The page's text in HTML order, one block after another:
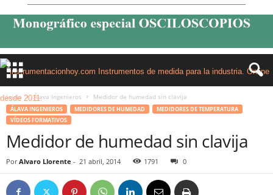
Inicio Álava Ingenieros Medidor de humedad sin clavija
ÁLAVA INGENIEROS MEDIDORES DE HUMEDAD
MEDIDORES DE TEMPERATURA
VÍDEOS FORMATIVOS
Medidor de humedad sin clavija
Por Alvaro Llorente - 21 abril, 2014 1791 0